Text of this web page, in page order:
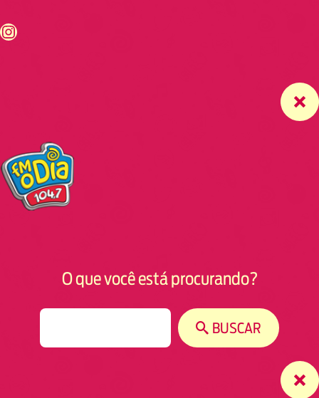
https://www.instagram.com/fmodia.cabofrio/
O que você está procurando?
BUSCAR